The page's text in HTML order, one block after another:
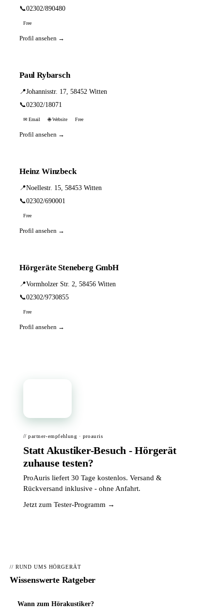
📞02302/890480
Free
Profil ansehen →
Paul Rybarsch
📍Johannisstr. 17, 58452 Witten
📞02302/18071
✉ Email 🌐 Website Free
Profil ansehen →
Heinz Winzbeck
📍Noellestr. 15, 58453 Witten
📞02302/690001
Free
Profil ansehen →
Hörgeräte Steneberg GmbH
📍Vormholzer Str. 2, 58456 Witten
📞02302/9730855
Free
Profil ansehen →
// partner-empfehlung · proauris
Statt Akustiker-Besuch - Hörgerät
zuhause testen?
ProAuris liefert 30 Tage kostenlos. Versand &
Rückversand inklusive - ohne Anfahrt.
Jetzt zum Tester-Programm →
// RUND UMS HÖRGERÄT
Wissenswerte Ratgeber
Wann zum Hörakustiker?